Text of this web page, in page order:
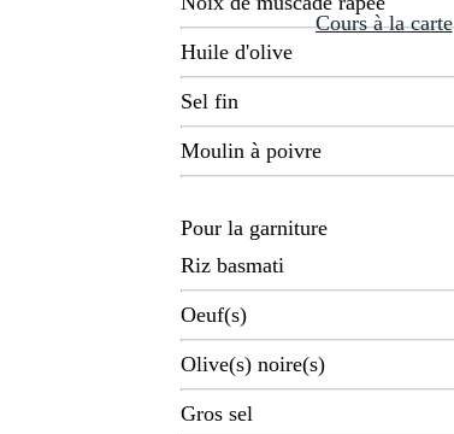
Cours à la carte
Huile d'olive
Sel fin
Moulin à poivre
Pour la garniture
Riz basmati
Oeuf(s)
Olive(s) noire(s)
Gros sel